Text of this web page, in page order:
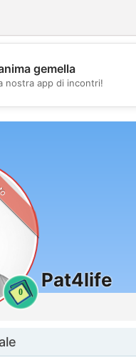
gemella
nostra app di incontri!
0
Pat4life